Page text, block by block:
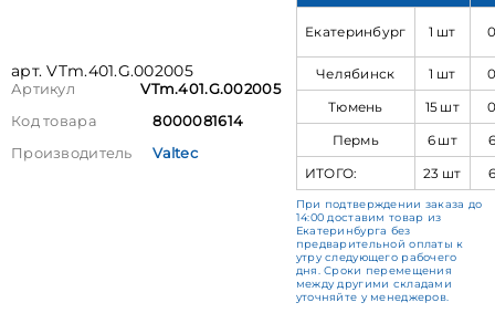
арт. VTm.401.G.002005
Артикул
VTm.401.G.002005
Код товара
8000081614
Производитель
Valtec
Екатеринбург 1 шт
Челябинск 1 шт
Тюмень
15 шт
Пермь
6 шт
ИТОГО:
23 шт
При подтверждении заказа до
14:00 доставим товар из
Екатеринбурга без
предварительной оплаты к
утру следующего рабочего
дня. Сроки перемещения
между другими складами
уточняйте у менеджеров.